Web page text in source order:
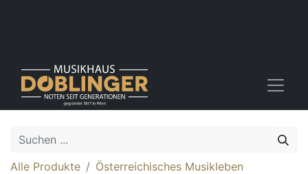
Alle Produkte
Österreichisches Musikleben